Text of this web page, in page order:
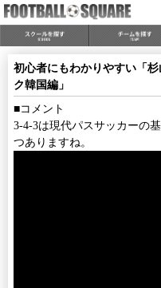
初心者にもわかりやすい「
ク韓国編」
■コメント
3-4-3は現代パスサッカーの
つありますね。